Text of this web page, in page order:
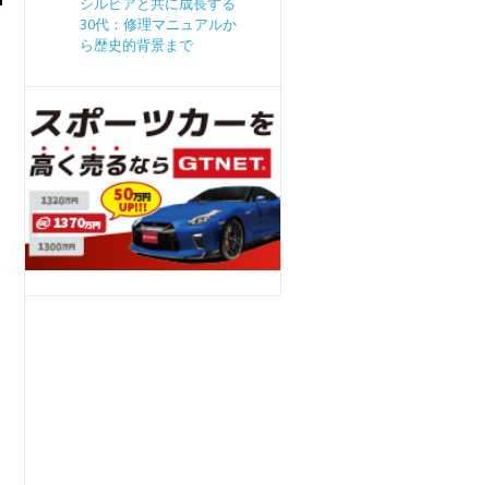
30代：修理マニュアルか
ら歴史的背景まで